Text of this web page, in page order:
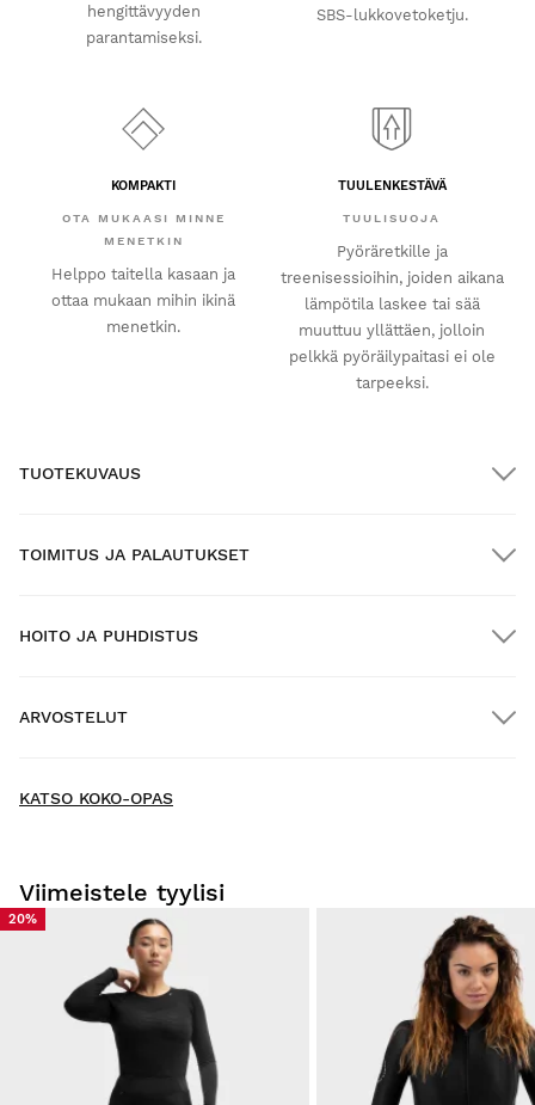
hengittävyyden
parantamiseksi.
SBS-lukkovetoketju.
KOMPAKTI
OTA MUKAASI MINNE
MENETKIN
Helppo taitella kasaan ja
ottaa mukaan mihin ikinä
menetkin.
TUULENKESTÄVÄ
TUULISUOJA
Pyöräretkille ja
treenisessioihin, joiden aikana
lämpötila laskee tai sää
muuttuu yllättäen, jolloin
pelkkä pyöräilypaitasi ei ole
tarpeeksi.
TUOTEKUVAUS
TOIMITUS JA PALAUTUKSET
Kotiinkuljetus yli $300.00:n tilauksiin
Kokeile tuotteitamme mukavasti kotona. Sinulla on 30
päivää toimituspäivästä alkaen tehdä palautusilmoitus.
Voit helposti ja nopeasti palauttaa tuotteen tilauksestasi
käyttäjätilisi kautta.
Hyvitys alkuperäiselle maksutavallesi. Alkaen $9.95
HOITO JA PUHDISTUS
ARVOSTELUT
KATSO KOKO-OPAS
Viimeistele tyylisi
20%